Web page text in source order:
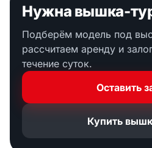
Нужна вышка-
Подберём модель под
рассчитаем аренду и
течение суток.
Оставить
Купить